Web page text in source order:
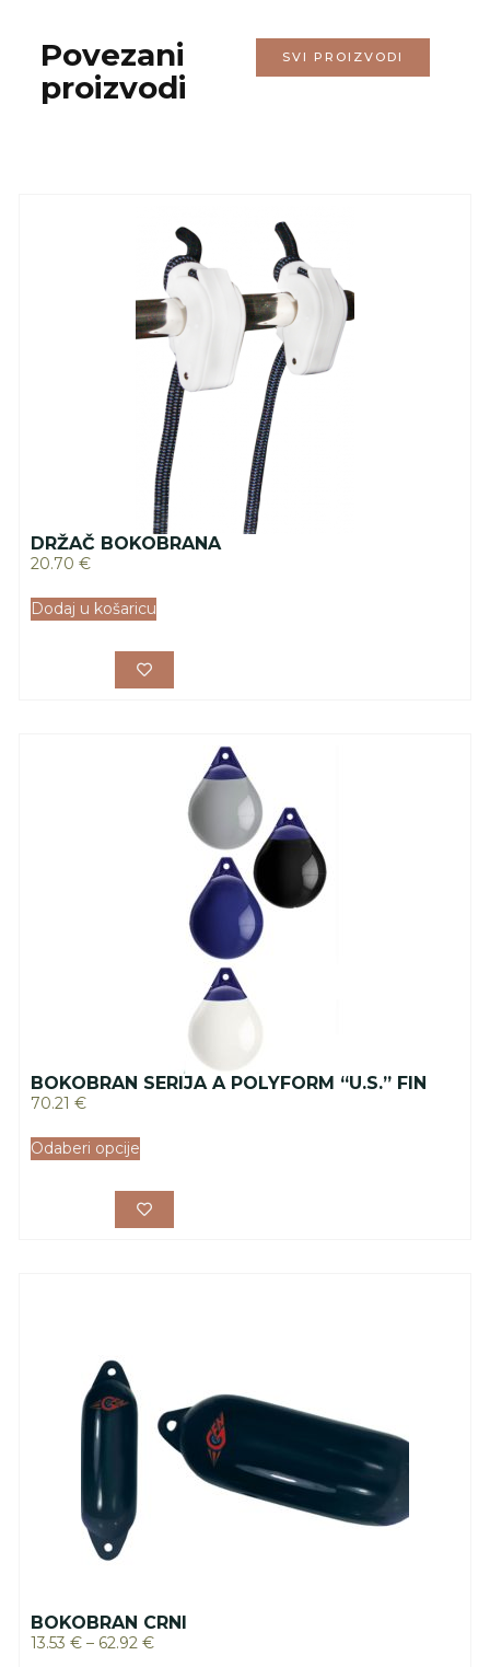
Povezani
proizvodi
SVI PROIZVODI
DRŽAČ BOKOBRANA
20.70 €
Dodaj u košaricu
BOKOBRAN SERIJA A POLYFORM “U.S.” FIN
70.21 €
Odaberi opcije
BOKOBRAN CRNI
13.53 € – 62.92 €